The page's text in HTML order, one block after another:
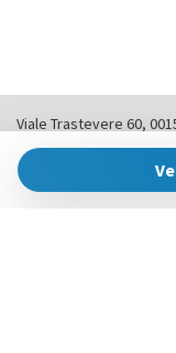
Viale Trastevere 60,
+39 0690288130 |